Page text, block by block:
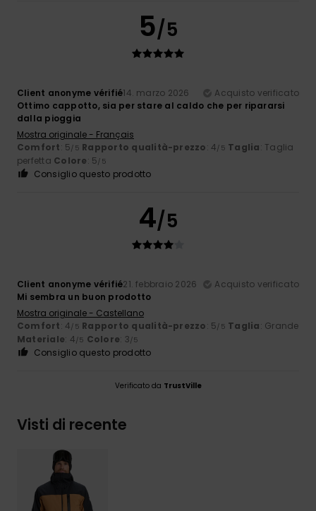
5/5
Client anonyme vérifié14. marzo 2026
Acquisto verificato
Ottimo cappotto, sia per stare al caldo che per ripararsi
dalla pioggia
Mostra originale - Français
Comfort: 5/5 Rapporto qualità-prezzo: 4/5 Taglia: Taglia
perfetta Colore: 5/5
Consiglio questo prodotto
4/5
Client anonyme vérifié21. febbraio 2026
Acquisto verificato
Mi sembra un buon prodotto
Mostra originale - Castellano
Comfort: 4/5 Rapporto qualità-prezzo: 5/5 Taglia: Grande
Materiale: 4/5 Colore: 3/5
Consiglio questo prodotto
Verificato da TrustVille
Visti di recente